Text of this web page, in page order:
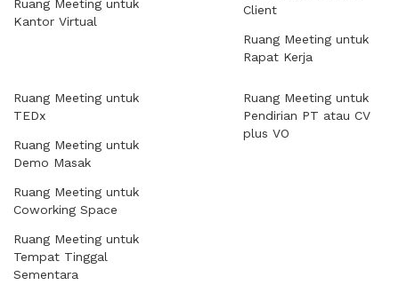
Ruang Meeting untuk
Kantor Virtual
Client
Ruang Meeting untuk
Rapat Kerja
Ruang Meeting untuk
TEDx
Ruang Meeting untuk
Demo Masak
Ruang Meeting untuk
Coworking Space
Ruang Meeting untuk
Tempat Tinggal
Sementara
Ruang Meeting untuk
Pendirian PT atau CV
plus VO